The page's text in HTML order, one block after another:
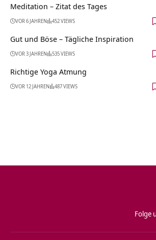
Meditation – Zitat des Tages
VOR 6 JAHREN 452 VIEWS
Gut und Böse – Tägliche Inspiration
VOR 3 JAHREN 535 VIEWS
Richtige Yoga Atmung
VOR 12 JAHREN 487 VIEWS
Folge